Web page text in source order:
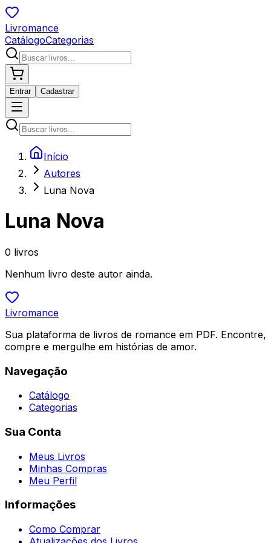
Livromance
CatálogoCategorias
Entrar Cadastrar
Início
Autores
Luna Nova
Luna Nova
0 livros
Nenhum livro deste autor ainda.
Livromance
Sua plataforma de livros de romance em PDF. Encontre,
compre e mergulhe em histórias de amor.
Navegação
Catálogo
Categorias
Sua Conta
Meus Livros
Minhas Compras
Meu Perfil
Informações
Como Comprar